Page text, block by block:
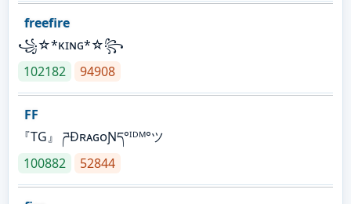
freefire
꧁☆*κɪɴɢ*☆꧂
102182
94908
FF
『TG』 ཌĐʀᴀɢᴏƝད°ᴵᴰᴹ°ツ
100882
52844